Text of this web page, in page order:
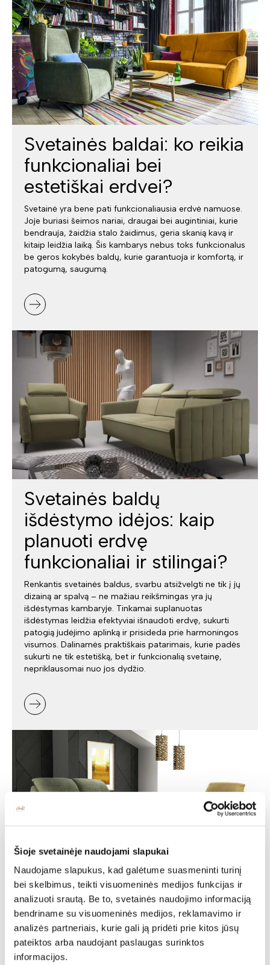
Šioje svetainėje naudojami slapukai
Naudojame slapukus, kad galėtume suasmeninti turinį
bei skelbimus, teikti visuomeninės medijos funkcijas ir
analizuoti srautą. Be to, svetainės naudojimo informaciją
bendriname su visuomeninės medijos, reklamavimo ir
analizės partneriais, kurie gali ją pridėti prie kitos jūsų
pateiktos arba naudojant paslaugas surinktos
informacijos.
Svetainės baldai: ko reikia
funkcionaliai bei
estetiškai erdvei?
Svetainė yra bene pati funkcionaliausia erdvė namuose.
Joje buriasi šeimos nariai, draugai bei augintiniai, kurie
bendrauja, žaidžia stalo žaidimus, geria skanią kavą ir
kitaip leidžia laiką. Šis kambarys nebus toks funkcionalus
be geros kokybės baldų, kurie garantuoja ir komfortą, ir
patogumą, saugumą.
Svetainės baldų
išdėstymo idėjos: kaip
planuoti erdvę
funkcionaliai ir stilingai?
Renkantis svetainės baldus, svarbu atsižvelgti ne tik į jų
dizainą ar spalvą – ne mažiau reikšmingas yra jų
išdėstymas kambaryje. Tinkamai suplanuotas
išdėstymas leidžia efektyviai išnaudoti erdvę, sukurti
patogią judėjimo aplinką ir prisideda prie harmoningos
visumos. Dalinamės praktiškais patarimais, kurie padės
sukurti ne tik estetišką, bet ir funkcionalią svetainę,
nepriklausomai nuo jos dydžio.
Minkšti baldai -
jaukumas ir stilius jūsų
namuose
Minkšti baldai yra vienas svarbiausių interjero elementų,